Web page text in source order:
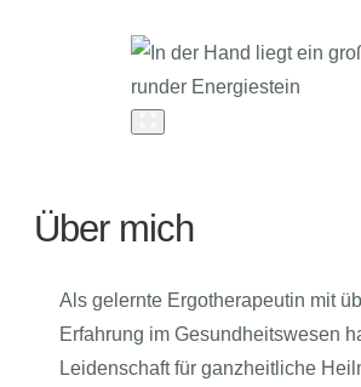
Über mich
Als gelernte Ergotherapeutin mit
Erfahrung im Gesundheitswesen
Leidenschaft für ganzheitliche